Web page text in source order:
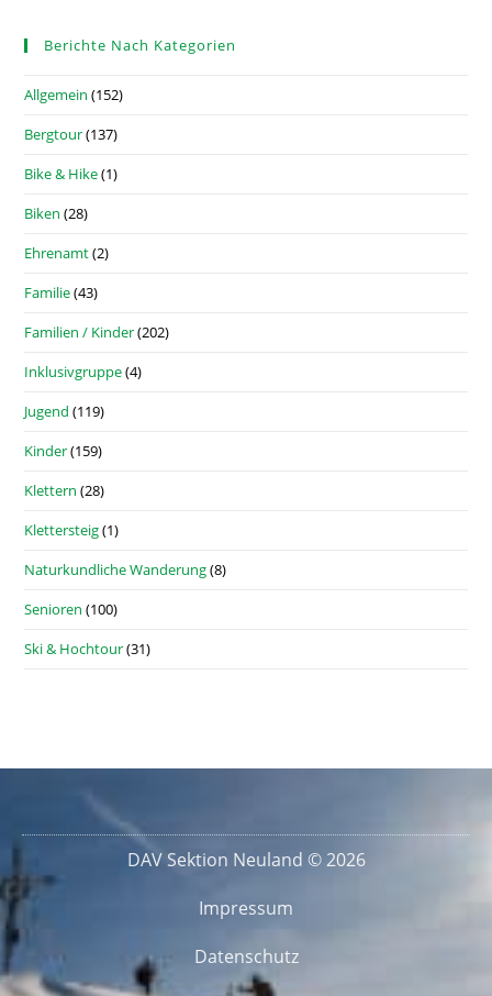
Berichte Nach Kategorien
Allgemein (152)
Bergtour(137)
Bike & Hike(1)
Biken (28)
Ehrenamt(2)
Familie(43)
Familien / Kinder(202)
Inklusivgruppe(4)
Jugend (119)
Kinder(159)
Klettern (28)
Klettersteig(1)
Naturkundliche Wanderung(8)
Senioren (100)
Ski & Hochtour(31)
DAV Sektion Neuland © 2026
Impressum
Datenschutz